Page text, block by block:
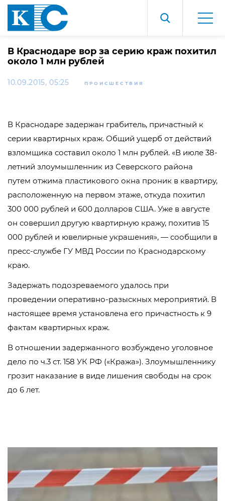
В Краснодаре вор за серию краж похитил
около 1 млн рублей
10.09.2015, 05:25 ПРОИСШЕСТВИЯ
В Краснодаре задержан грабитель, причастный к
серии квартирных краж. Общий ущерб от действий
взломщика составил около 1 млн рублей. «В июле 38-
летний злоумышленник из Северского района
путем отжима пластикового окна проник в квартиру,
расположенную на первом этаже, откуда похитил
300 000 рублей и 600 долларов США. Уже в августе
он совершил другую квартирную кражу, похитив 15
000 рублей и ювелирные украшения», — сообщили в
пресс-службе ГУ МВД России по Краснодарскому
краю.
Задержать подозреваемого удалось при
проведении оперативно-разыскных мероприятий. В
настоящее время установлена его причастность к 9
фактам квартирных краж.
В отношении задержанного возбуждено уголовное
дело по ч.3 ст. 158 УК РФ («Кража»). Злоумышленнику
грозит наказание в виде лишения свободы на срок
до 6 лет.